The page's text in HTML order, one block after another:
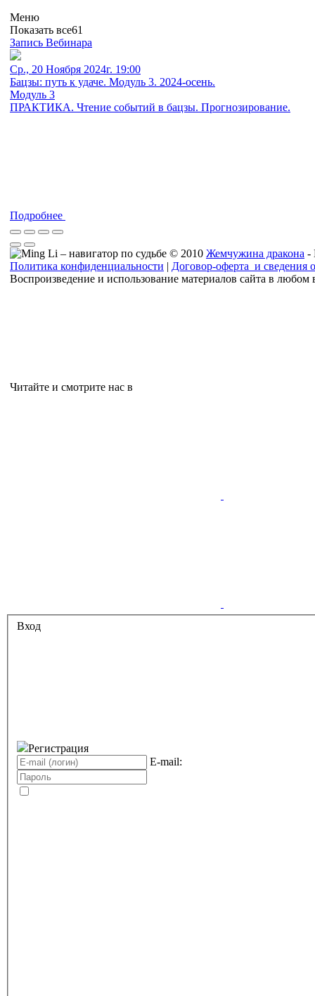
Меню
Показать все61
Запись Вебинара
Ср., 20 Ноября 2024г. 19:00
Бацзы: путь к удаче. Модуль 3. 2024-осень.
Модуль 3
ПРАКТИКА. Чтение событий в бацзы. Прогнозирование.
Подробнее
© 2010 Жемчужина дракона -
Политика конфиденциальности | Договор-оферта и сведения
Воспроизведение и использование материалов сайта в
Читайте и смотрите нас в
Вход
Регистрация
E-mail: